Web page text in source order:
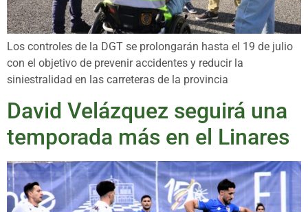
Los controles de la DGT se prolongarán hasta el 19 de julio
con el objetivo de prevenir accidentes y reducir la
siniestralidad en las carreteras de la provincia
David Velázquez seguirá una
temporada más en el Linares